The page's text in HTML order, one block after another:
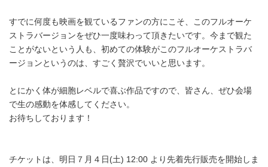
すでに何度も映画を観ているファンの方にこそ、このフルオーケ
ストラバージョンをぜひ一度味わって頂きたいです。今まで観た
ことがないという人も、初めての体験がこのフルオーケストラバ
ージョンというのは、すごく贅沢でいいと思います。
とにかく体が細胞レベルで喜ぶ作品ですので、皆さん、ぜひ会場
で生の感動を体感してください。
お待ちしております！
チケットは、明日７月４日(土) 12:00 より先着先行販売を開始しま